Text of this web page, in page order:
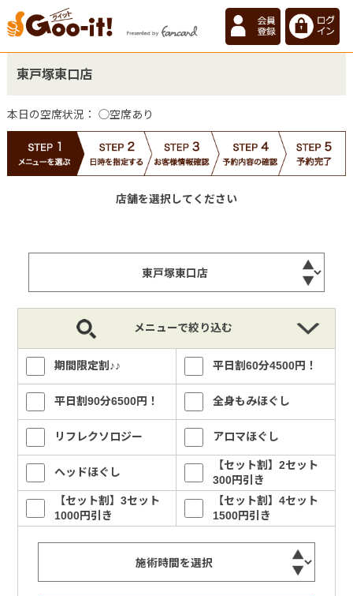
東戸塚東口店
本日の空席状況： ◯空席あり
店舗を選択してください
メニューで絞り込む
期間限定割♪♪ 平日割60分4500円！
平日割90分6500円！ 全身もみほぐし
リフレクソロジー アロマほぐし
ヘッドほぐし
【セット割】2セット
300円引き
【セット割】3セット
1000円引き
【セット割】4セット
1500円引き